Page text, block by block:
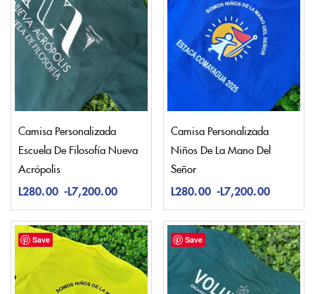
Camisa Personalizada
Escuela De Filosofía Nueva
Acrópolis
L280.00 -L7,200.00
Camisa Personalizada
Niños De La Mano Del
Señor
L280.00 -L7,200.00
Save Save